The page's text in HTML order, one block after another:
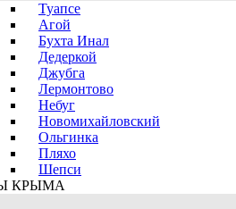
Туапсе
Агой
Бухта Инал
Дедеркой
Джубга
Лермонтово
Небуг
Новомихайловский
Ольгинка
Пляхо
Шепси
КРЫМА